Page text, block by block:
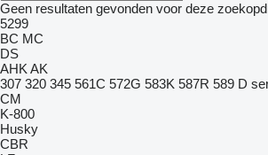
Geen resultaten gevonden voor deze
5299
BC MC
DS
AHK AK
307 320 345 561C 572G 583K 587R 589 D
CM
K-800
Husky
CBR